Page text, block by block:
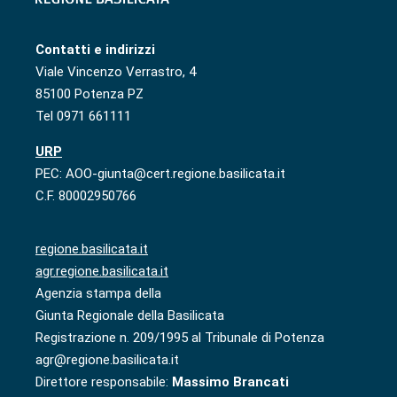
Contatti e indirizzi
Viale Vincenzo Verrastro, 4
85100 Potenza PZ
Tel 0971 661111
URP
PEC: AOO-giunta@cert.regione.basilicata.it
C.F. 80002950766
regione.basilicata.it
agr.regione.basilicata.it
Agenzia stampa della
Giunta Regionale della Basilicata
Registrazione n. 209/1995 al Tribunale di Potenza
agr@regione.basilicata.it
Direttore responsabile: Massimo Brancati